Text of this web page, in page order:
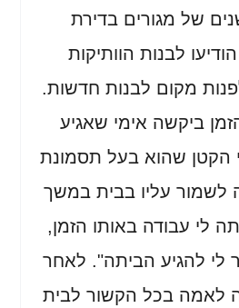
של מגורים בדירת
לבנות הוותיקות
מקום לבנות חדשות.
ביקשה אימי שאגיע
הקטן שהוא בעל תסמונת
לשמור עליו בבית במשך
לי עבודה באותו הזמן,
לי להגיע הביתה". לאחר
לאמה בכל הקשור לבית